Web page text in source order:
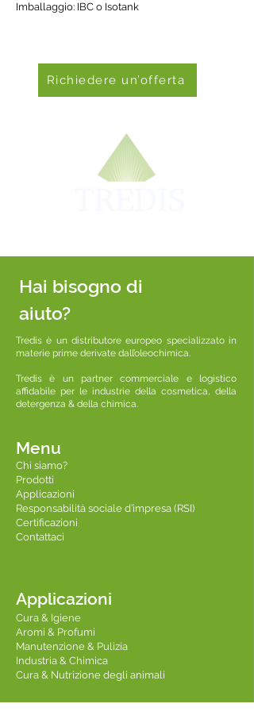
Imballaggio: IBC o Isotank
Richiedere un’offerta
Hai bisogno di
aiuto?
Tredis è un distributore europeo specializzato in
materie prime derivate dall’oleochimica.
Tredis è un partner commerciale e logistico
affidabile per le industrie della cosmetica, della
detergenza & della chimica.
Chi siamo?
Prodotti
Applicazioni
Responsabilità sociale d’impresa (RSI)
Certificazioni
Contattaci
Menu
Applicazioni
Cura & Igiene
Aromi & Profumi
Manutenzione & Pulizia
Industria & Chimica
Cura & Nutrizione degli animali